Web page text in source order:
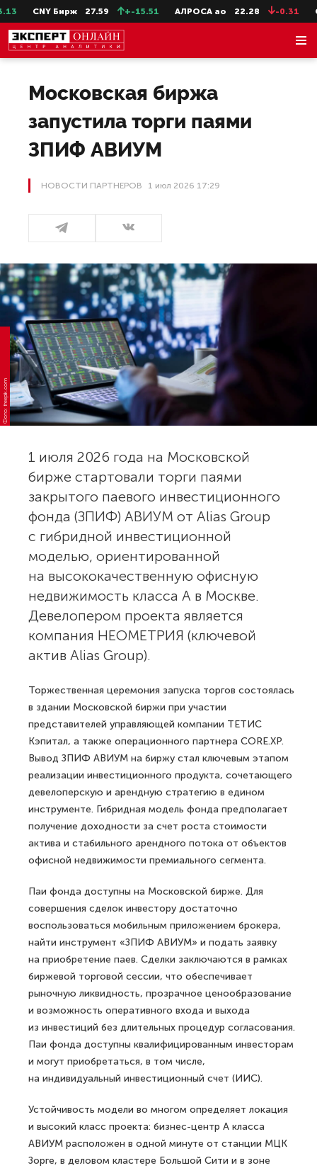
Бирж 27.59 +-15.51 АЛРОСА ао 22.28 -0.31 СевСт-
Московская биржа
запустила торги паями
ЗПИФ АВИУМ
НОВОСТИ ПАРТНЕРОВ 1 июл 2026 17:29
Фото: freepik.com
1 июля 2026 года на Московской
бирже стартовали торги паями
закрытого паевого инвестиционного
фонда (ЗПИФ) АВИУМ от Alias Group
с гибридной инвестиционной
моделью, ориентированной
на высококачественную офисную
недвижимость класса А в Москве.
Девелопером проекта является
компания НЕОМЕТРИЯ (ключевой
актив Alias Group).
Торжественная церемония запуска торгов состоялась
в здании Московской биржи при участии
представителей управляющей компании ТЕТИС
Кэпитал, а также операционного партнера CORE.XP.
Вывод ЗПИФ АВИУМ на биржу стал ключевым этапом
реализации инвестиционного продукта, сочетающего
девелоперскую и арендную стратегию в едином
инструменте. Гибридная модель фонда предполагает
получение доходности за счет роста стоимости
актива и стабильного арендного потока от объектов
офисной недвижимости премиального сегмента.
Паи фонда доступны на Московской бирже. Для
совершения сделок инвестору достаточно
воспользоваться мобильным приложением брокера,
найти инструмент «ЗПИФ АВИУМ» и подать заявку
на приобретение паев. Сделки заключаются в рамках
биржевой торговой сессии, что обеспечивает
рыночную ликвидность, прозрачное ценообразование
и возможность оперативного входа и выхода
из инвестиций без длительных процедур согласования.
Паи фонда доступны квалифицированным инвесторам
и могут приобретаться, в том числе,
на индивидуальный инвестиционный счет (ИИС).
Устойчивость модели во многом определяет локация
и высокий класс проекта: бизнес-центр А класса
АВИУМ расположен в одной минуте от станции МЦК
Зорге, в деловом кластере Большой Сити и в зоне